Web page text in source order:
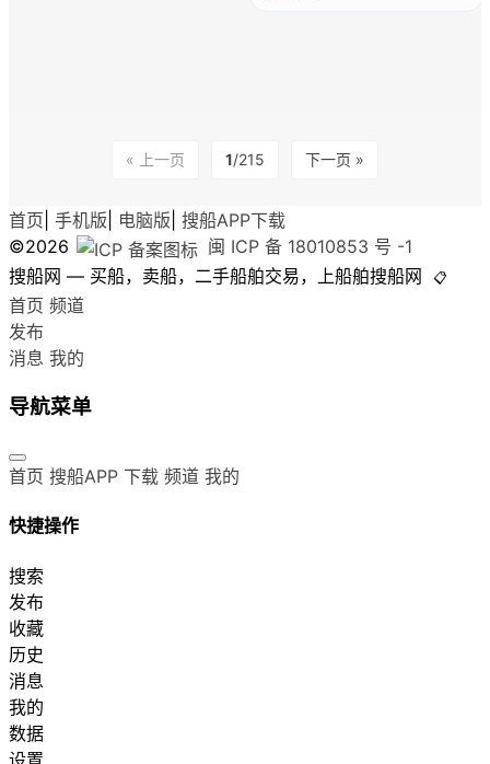
« 上一页 1/215 下一页 »
首页 手机版 电脑版 搜船APP下载
©2026
闽 ICP 备 18010853 号 -1
搜船网 — 买船，卖船，二手船舶交易，上船舶搜船网
📋
首页 频道
发布
消息 我的
导航菜单
首页 搜船APP 下载 频道 我的
快捷操作
搜索
发布
收藏
历史
消息
我的
数据
设置